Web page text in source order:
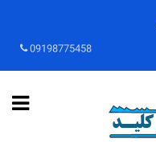
09198775458